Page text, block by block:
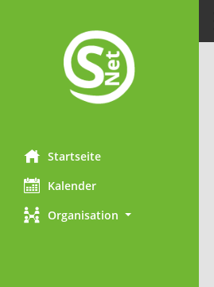
Startseite
Kalender
Organisation